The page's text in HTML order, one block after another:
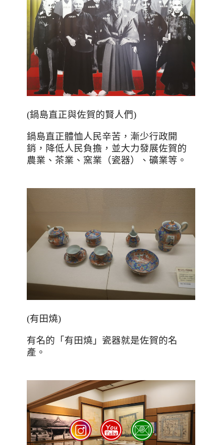
(鍋島直正與佐賀的賢人們)
鍋島直正體恤人民辛苦，漸少行政開
銷，降低人民負擔，並大力發展佐賀的
農業、茶業、窯業（瓷器）、礦業等。
(有田燒)
有名的「有田燒」瓷器就是佐賀的名
產。